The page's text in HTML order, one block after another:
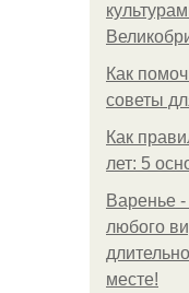
Как
советы
Как
лет: 5
Варенье
любого
месте!